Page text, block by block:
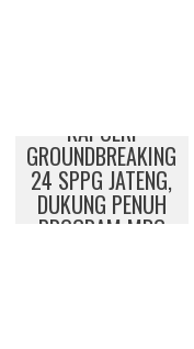
KAPOLRI
GROUNDBREAKING
24 SPPG JATENG,
DUKUNG PENUH
PROGRAM MBG